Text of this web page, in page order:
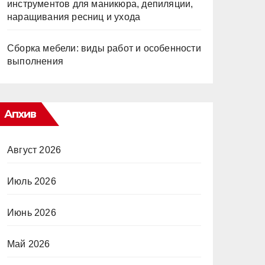
инструментов для маникюра, депиляции,
наращивания ресниц и ухода
Сборка мебели: виды работ и особенности
выполнения
Апхив
Август 2026
Июль 2026
Июнь 2026
Май 2026